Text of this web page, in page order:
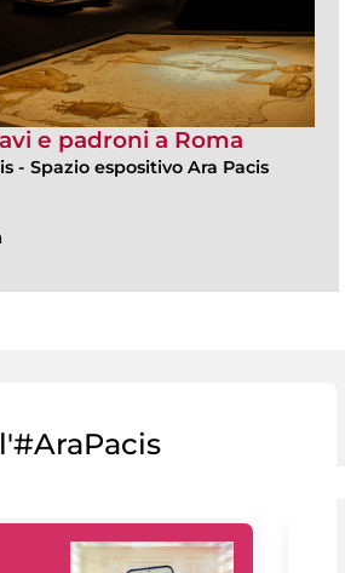
e padroni a Roma
- Spazio espositivo Ara Pacis